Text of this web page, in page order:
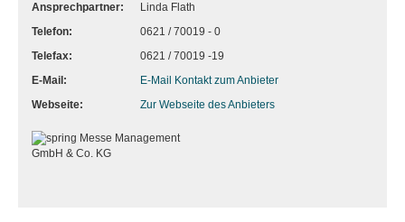
Ansprechpartner:
Linda Flath
Telefon:
0621 / 70019 - 0
Telefax:
0621 / 70019 -19
E-Mail:
E-Mail Kontakt zum Anbieter
Webseite:
Zur Webseite des Anbieters